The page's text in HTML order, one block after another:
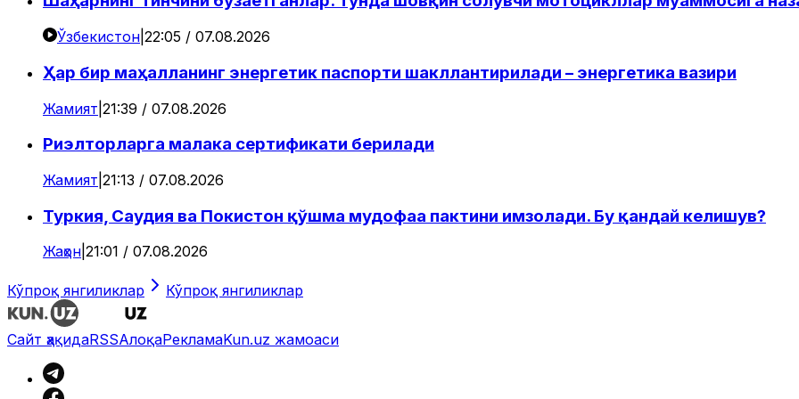
Ўзбекистон 22:05 / 07.08.2026
Ҳар бир маҳалланинг энергетик паспорти шакллантирилади – энергетика вазири
Жамият 21:39 / 07.08.2026
Риэлторларга малака сертификати берилади
Жамият 21:13 / 07.08.2026
Туркия, Саудия ва Покистон қўшма мудофаа пактини имзолади. Бу қандай келишув?
Жаҳон 21:01 / 07.08.2026
Кўпроқ янгиликлар Кўпроқ янгиликлар
Сайт ҳақидаRSSАлоқаРекламаKun.uz жамоаси